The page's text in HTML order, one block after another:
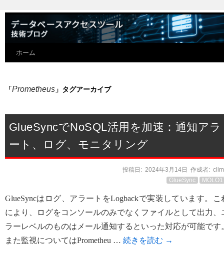
ホーム
「Prometheus 」タグアーカイブ
GlueSyncでNoSQL活用を加速：通知アラ
ート、ログ、モニタリング
投稿日: 2024年3月14日 作成者:
GlueSync
GlueSyncはログ、アラートをLogbackで実装しています。こ
により、ログをコンソールのみでなくファイルとして出力、
ラーレベルのものはメール通知するといった対応が可能です
また監視についてはPrometheu … 続きを読む →